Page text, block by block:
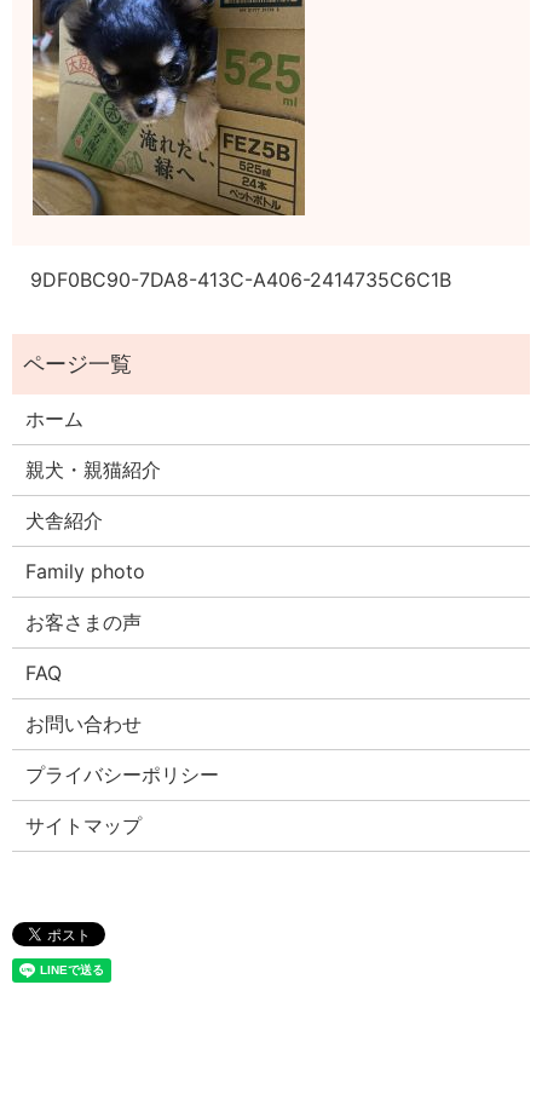
9DF0BC90-7DA8-413C-A406-2414735C6C1B
ホーム
親犬・親猫紹介
犬舎紹介
Family photo
お客さまの声
FAQ
お問い合わせ
プライバシーポリシー
サイトマップ